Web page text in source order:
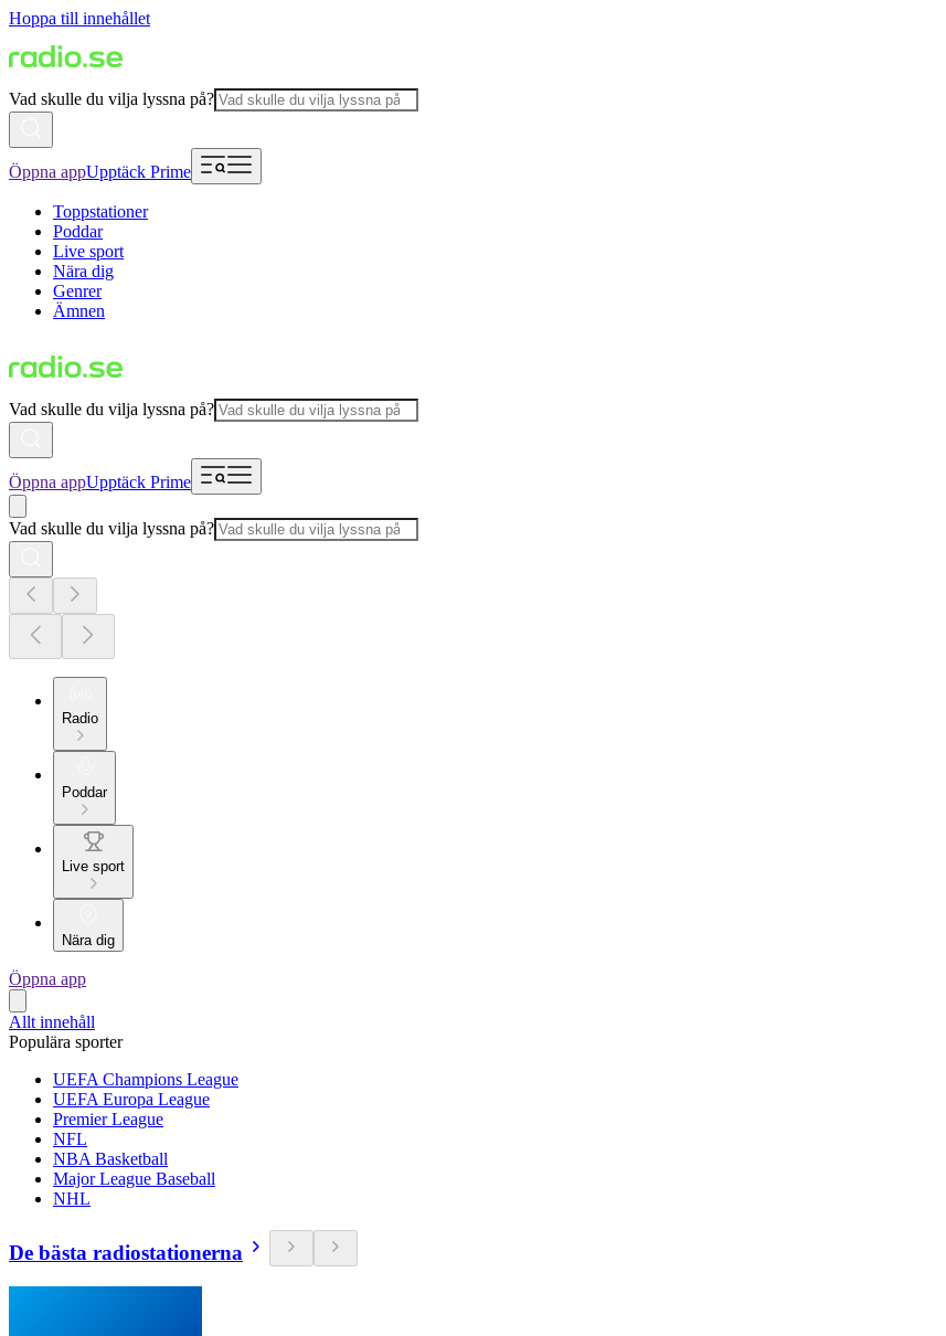
Hoppa till innehållet
Vad skulle du vilja lyssna på?
Öppna appUpptäck Prime
Toppstationer
Poddar
Live sport
Nära dig
Genrer
Ämnen
Vad skulle du vilja lyssna på?
Öppna appUpptäck Prime
Vad skulle du vilja lyssna på?
Radio
Poddar
Live sport
Nära dig
Öppna app
Allt innehåll
Populära sporter
UEFA Champions League
UEFA Europa League
Premier League
NFL
NBA Basketball
Major League Baseball
NHL
De bästa radiostationerna